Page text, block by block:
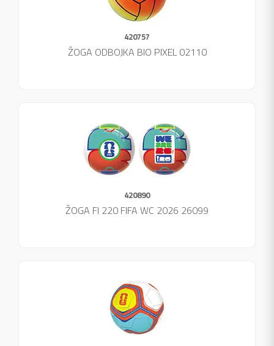
420757
ŽOGA ODBOJKA BIO PIXEL 02110
420890
ŽOGA FI 220 FIFA WC 2026 26099